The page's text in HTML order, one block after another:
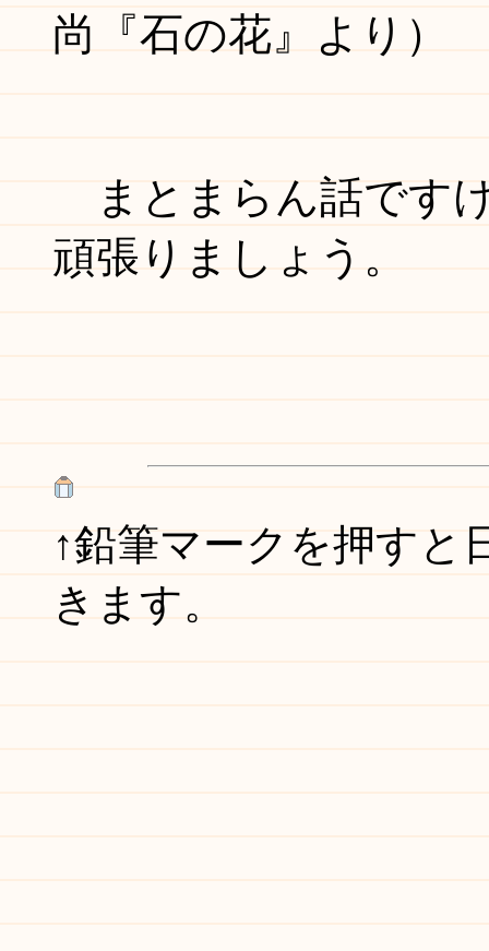
尚『石の花』より）
まとまらん話です
頑張りましょう。
↑鉛筆マークを押すと
きます。